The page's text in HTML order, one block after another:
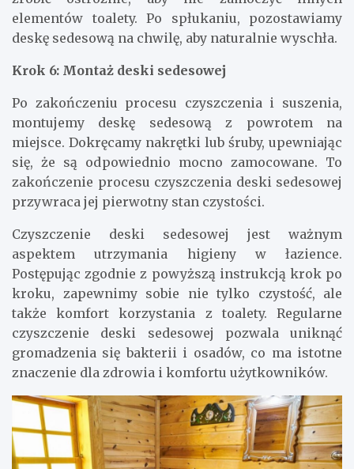
elementów toalety. Po spłukaniu, pozostawiamy
deskę sedesową na chwilę, aby naturalnie wyschła.
Krok 6: Montaż deski sedesowej
Po zakończeniu procesu czyszczenia i suszenia,
montujemy deskę sedesową z powrotem na
miejsce. Dokręcamy nakrętki lub śruby, upewniając
się, że są odpowiednio mocno zamocowane. To
zakończenie procesu czyszczenia deski sedesowej
przywraca jej pierwotny stan czystości.
Czyszczenie deski sedesowej jest ważnym
aspektem utrzymania higieny w łazience.
Postępując zgodnie z powyższą instrukcją krok po
kroku, zapewnimy sobie nie tylko czystość, ale
także komfort korzystania z toalety. Regularne
czyszczenie deski sedesowej pozwala uniknąć
gromadzenia się bakterii i osadów, co ma istotne
znaczenie dla zdrowia i komfortu użytkowników.